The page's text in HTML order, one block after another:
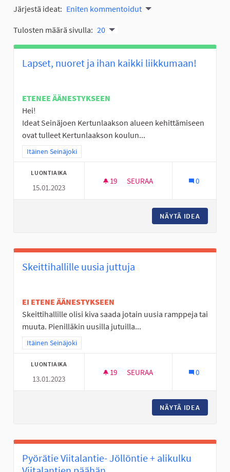
Järjestä ideat: Eniten kommentoidut
Tulosten määrä sivulla: 20
Lapset, nuoret ja ihan kaikki liikkumaan!
ETENEE ÄÄNESTYKSEEN
Hei!
Ideat Seinäjoen Kertunlaakson alueen kehittämiseen
ovat tulleet Kertunlaakson koulun...
Rajaa tulokset teeman mukaan: Itäinen Seinäjoki
Itäinen Seinäjoki
LUONTIAIKA
15.01.2023
19 19 SEURAAJAA
SEURAA 0
NÄYTÄ IDEA
Skeittihallille uusia juttuja
EI ETENE ÄÄNESTYKSEEN
Skeittihallille olisi kiva saada jotain uusia ramppeja tai
muuta. Pienilläkin uusilla jutuilla...
Rajaa tulokset teeman mukaan: Itäinen Seinäjoki
Itäinen Seinäjoki
LUONTIAIKA
13.01.2023
19 19 SEURAAJAA
SEURAA 0
NÄYTÄ IDEA
Pyörätie Viitalantie- Jöllöntie + alikulku